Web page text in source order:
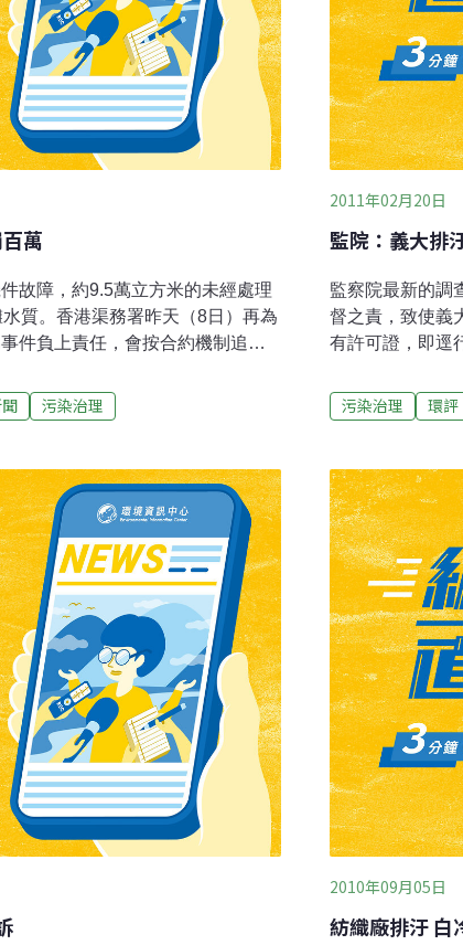
萬
故障，約9.5萬立方米的未經處理
質。香港渠務署昨天（8日）再為
件負上責任，會按合約機制追
立法會環境事務委員會委員昨天
署及環境保護署的代表會面。工
污染治理
2011年02月20日
監院：義大排
監察院最新的調
督之責，致使義
有許可證，即逕
汙水；監委黃煌
果雖然點出違失
放至高屏溪，嚴
查報告指出，義
水質採驗都符合
污染治理 環評
2010年09月05日
紡織廠排汙 白